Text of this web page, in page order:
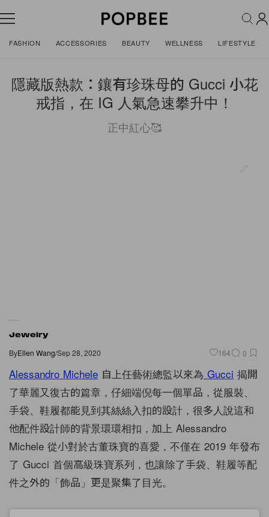
FASHION ACCESSORIES BEAUTY WELLNESS LIFESTYLE
隱藏版熱款：鑲有珍珠母的 Gucci 小花
戒指，在 IG 人氣急速攀升中！
正中紅心🥰
Jewelry
ByEllen Wang/Sep 28, 2020 164 0
Alessandro Michele 自上任藝術總監以來為 Gucci 揭開
了華麗又復古的篇章，仔細端倪每一個單品，從服裝、
手袋、鞋履都能見到其絲絲入扣的設計，很多人說這和
他配件設計師的背景環環相扣，加上 Alessandro
Michele 從小對於古董珠寶的喜愛，不僅在 2019 年發布
了 Gucci 首個高級珠寶系列，也讓除了手袋、鞋履等配
件之外的「飾品」更是聚集了目光。